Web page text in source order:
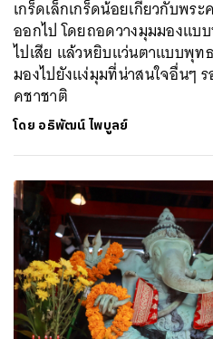
เกร็ดเล็กเกร็ดน้อยเกี่ยวกับพร
ออกไป โดยถอดวางมุมมองแ
ไปเสีย แล้วหยิบแว่นตาแบบพุท
มองไปยังแง่มุมที่น่าสนใจอื่นๆ
คชาชาติ
โดย อธิพัฒน์ ไพบูลย์